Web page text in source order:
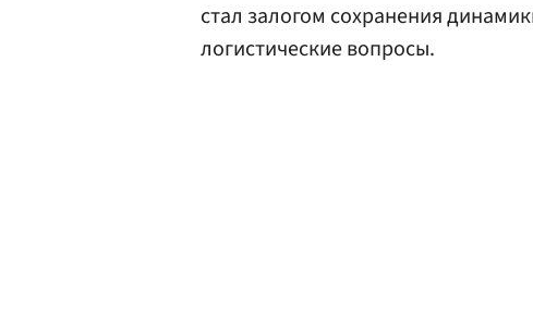
стал залогом сохранения
логистические вопросы.